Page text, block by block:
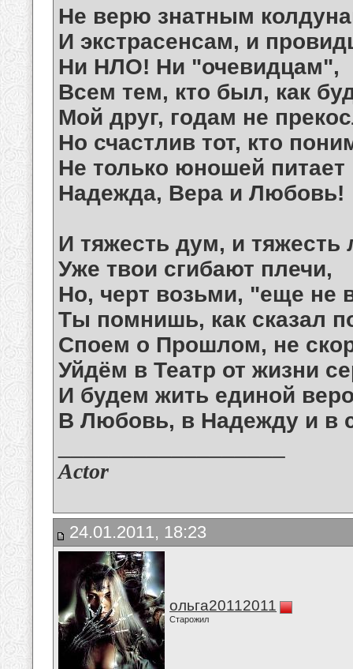
Не верю знатным
И экстрасенсам, и
Ни НЛО! Ни "очевидцам",
Всем тем, кто был, как
Мой друг, годам не
Но счастлив тот, кто
Не только юношей питает
Надежда, Вера и Любовь!
И тяжесть дум, и тяжесть
Уже твои сгибают плечи,
Но, черт возьми, "еще не
Ты помнишь, как сказал
Споем о Прошлом, не
Уйдём в Театр от жизни
И будем жить единой
В Любовь, в Надежду и в
Actor
24.01.2011, 18:23
ольга20112011
Старожил